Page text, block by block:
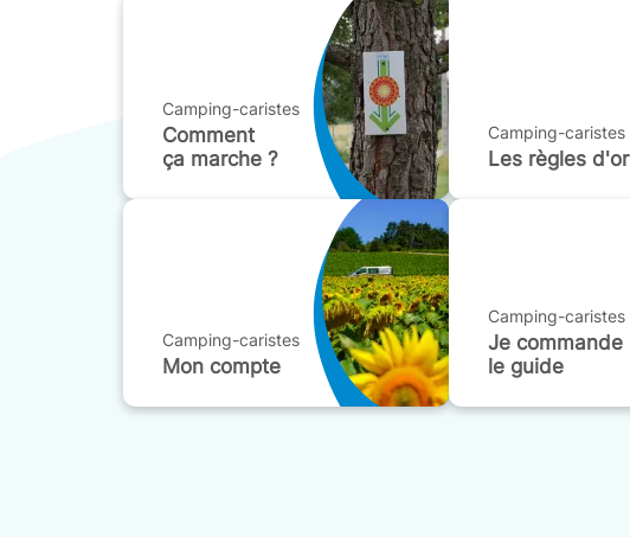
Camping-caristes
Comment
ça marche ?
Camping-caristes
Les règles d'or
Camping-caristes
Mon compte
Camping-caristes
Je commande
le guide